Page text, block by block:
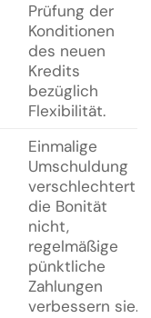
Prüfung der
Konditionen
des neuen
Kredits
bezüglich
Flexibilität.
Einmalige
Umschuldung
verschlechtert
die Bonität
nicht,
regelmäßige
pünktliche
Zahlungen
verbessern sie.